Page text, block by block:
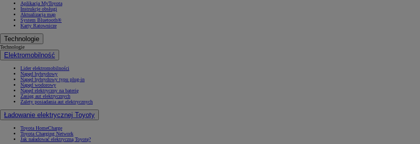
Aplikacja MyToyota
Instrukcje obsługi
Aktualizacja map
System Bluetooth®
Karty Ratownicze
Technologie
Technologie
Elektromobilność
Lider elektromobilności
Napęd hybrydowy
Napęd hybrydowy typu plug-in
Napęd wodorowy
Napęd elektryczny na baterię
Zasięg aut elektrycznych
Zalety posiadania aut elektrycznych
Ładowanie elektrycznej Toyoty
Toyota HomeCharge
Toyota Charging Network
Jak naładować elektryczną Toyotę?